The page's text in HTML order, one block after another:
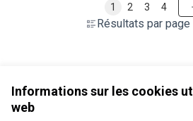
Informations sur les cookies
web
Résultats par page
1 2 3 4